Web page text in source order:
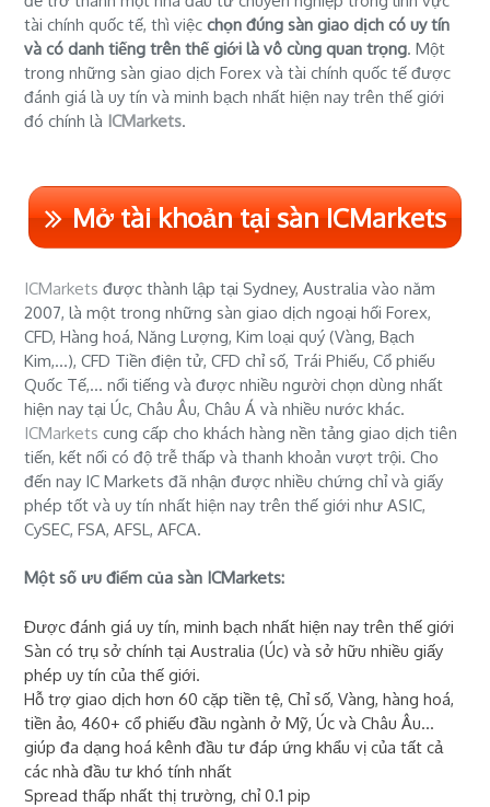
tài chính quốc tế, thì việcchọn đúng sàn giao dịch có uy tín
và có danh tiếng trên thế giới là vô cùng quan trọng. Một
trong những sàn giao dịch Forex và tài chính quốc tế được
đánh giá là uy tín và minh bạch nhất hiện nay trên thế giới
đó chính là ICMarkets.
Mở tài khoản tại sàn ICMarkets
ICMarkets được thành lập tại Sydney, Australia vào năm
2007, là một trong những sàn giao dịch ngoại hối Forex,
CFD, Hàng hoá, Năng Lượng, Kim loại quý (Vàng, Bạch
Kim,...), CFD Tiền điện tử, CFD chỉ số, Trái Phiếu, Cổ phiếu
Quốc Tế,... nổi tiếng và được nhiều người chọn dùng nhất
hiện nay tại Úc, Châu Âu, Châu Á và nhiều nước khác.
ICMarkets cung cấp cho khách hàng nền tảng giao dịch tiên
tiến, kết nối có độ trễ thấp và thanh khoản vượt trội. Cho
đến nay IC Markets đã nhận được nhiều chứng chỉ và giấy
phép tốt và uy tín nhất hiện nay trên thế giới như ASIC,
CySEC, FSA, AFSL, AFCA.
Một số ưu điểm của sàn ICMarkets:
Được đánh giá uy tín, minh bạch nhất hiện nay trên thế giới
Sàn có trụ sở chính tại Australia (Úc) và sở hữu nhiều giấy
phép uy tín của thế giới.
Hỗ trợ giao dịch hơn 60 cặp tiền tệ, Chỉ số, Vàng, hàng hoá,
tiền ảo, 460+ cổ phiếu đầu ngành ở Mỹ, Úc và Châu Âu...
giúp đa dạng hoá kênh đầu tư đáp ứng khẩu vị của tất cả
các nhà đầu tư khó tính nhất
Spread thấp nhất thị trường, chỉ 0.1 pip